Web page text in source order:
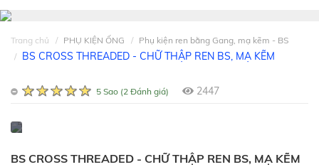
Trang chủ PHỤ KIỆN ỐNG Phụ kiện ren bằng Gang, mạ kẽm - BS
BS CROSS THREADED - CHỮ THẬP REN BS, MẠ KẼM
5 Sao (2 Đánh giá) 2447
BS CROSS THREADED - CHỮ THẬP REN BS, MẠ KẼM